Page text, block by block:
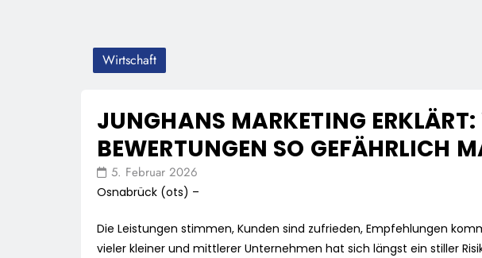
Wirtschaft
JUNGHANS MARKETING
BEWERTUNGEN SO GEFÄHRLICH
5. Februar 2026
Osnabrück (ots) –
Die Leistungen stimmen, Kunden sind zufrieden, Empfehlungen
vieler kleiner und mittlerer Unternehmen hat sich längst ein stiller